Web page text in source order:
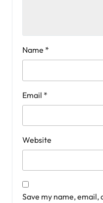
Name *
Email *
Website
Save my name,